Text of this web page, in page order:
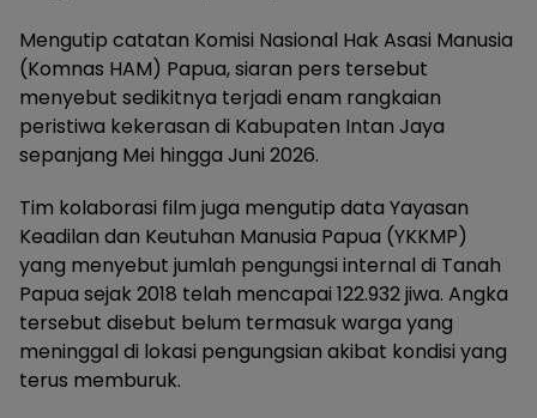
Mengutip catatan Komisi Nasional Hak Asasi Manusia
(Komnas HAM) Papua, siaran pers tersebut
menyebut sedikitnya terjadi enam rangkaian
peristiwa kekerasan di Kabupaten Intan Jaya
sepanjang Mei hingga Juni 2026.
Tim kolaborasi film juga mengutip data Yayasan
Keadilan dan Keutuhan Manusia Papua (YKKMP)
yang menyebut jumlah pengungsi internal di Tanah
Papua sejak 2018 telah mencapai 122.932 jiwa. Angka
tersebut disebut belum termasuk warga yang
meninggal di lokasi pengungsian akibat kondisi yang
terus memburuk.